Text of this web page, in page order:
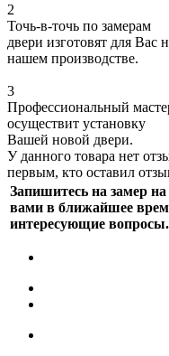
2
Точь-в-точь по замерам
двери изготовят для Вас
нашем производстве.
3
Профессиональный
осуществит установку
Вашей новой двери.
У данного товара нет
первым, кто оставил
Запишитесь на замер
вами в ближайшее
интересующие вопросы.